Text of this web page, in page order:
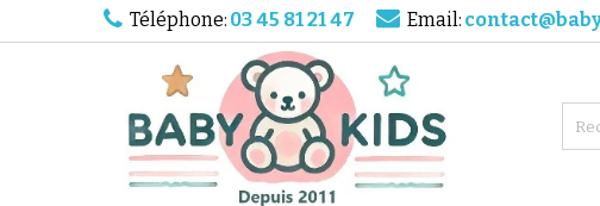
Téléphone: 03 45 81 21 47 Email: